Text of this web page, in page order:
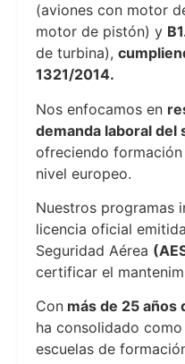
(aviones con motor
motor de pistón) y
de turbina),
1321/2014.
Nos enfocamos en
demanda laboral
ofreciendo
nivel europeo.
Nuestros programas
licencia oficial
Seguridad Aérea
certificar el
Con más de 25 años
ha consolidado
escuelas de